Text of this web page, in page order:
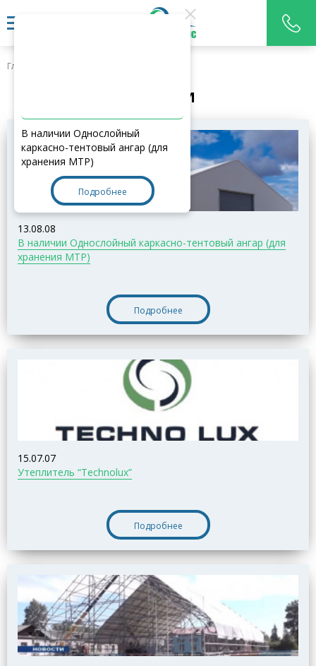
Главная
НОВОСТИ
13.08.08
В наличии Однослойный каркасно-тентовый ангар (для
хранения МТР)
Подробнее
15.07.07
Утеплитель “Technolux”
Подробнее
В наличии Однослойный
каркасно-тентовый ангар (для
хранения МТР)
Подробнее